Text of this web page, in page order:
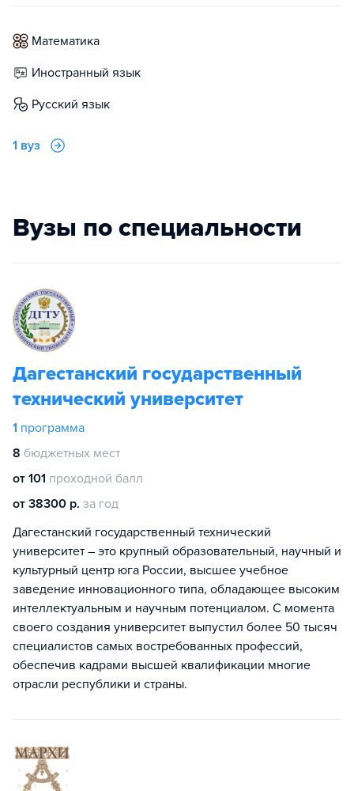
математика
иностранный язык
русский язык
1 вуз
Вузы по специальности
Дагестанский государственный
технический университет
1 программа
8 бюджетных мест
от 101 проходной балл
от 38300 р. за год
Дагестанский государственный технический
университет – это крупный образовательный, научный и
культурный центр юга России, высшее учебное
заведение инновационного типа, обладающее высоким
интеллектуальным и научным потенциалом. С момента
своего создания университет выпустил более 50 тысяч
специалистов самых востребованных профессий,
обеспечив кадрами высшей квалификации многие
отрасли республики и страны.